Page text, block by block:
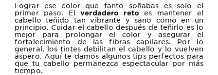
Lograr ese color que tanto soñabas es solo el
primer paso. Elverdadero reto es mantener el
cabello teñido tan vibrante y sano como en un
principio. Cuidar el cabello después de teñirlo es lo
mejor para prolongar el color y asegurar el
fortalecimiento de las fibras capilares. Por lo
general, los tintes debilitan el cabello y lo vuelven
áspero. Aquí te damos algunos tips perfectos para
que tu cabello permanezca espectacular por más
tiempo.